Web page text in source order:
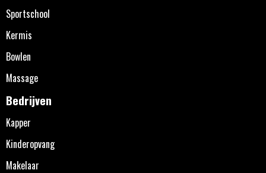
Sportschool
Kermis
Bowlen
Massage
Bedrijven
Kapper
Kinderopvang
Makelaar